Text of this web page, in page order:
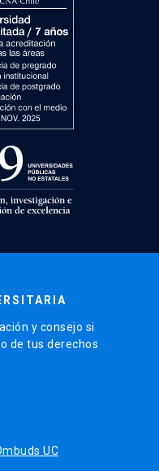
y consejo si
de tus derechos
UC